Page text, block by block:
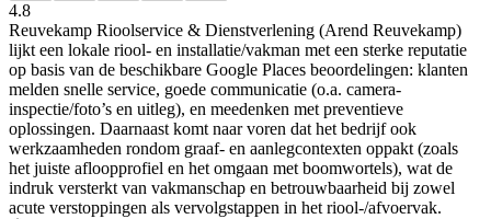
4.8
Reuvekamp Rioolservice & Dienstverlening (Arend Reuvekamp)
lijkt een lokale riool- en installatie/vakman met een sterke reputatie
op basis van de beschikbare Google Places beoordelingen: klanten
melden snelle service, goede communicatie (o.a. camera-
inspectie/foto’s en uitleg), en meedenken met preventieve
oplossingen. Daarnaast komt naar voren dat het bedrijf ook
werkzaamheden rondom graaf- en aanlegcontexten oppakt (zoals
het juiste afloopprofiel en het omgaan met boomwortels), wat de
indruk versterkt van vakmanschap en betrouwbaarheid bij zowel
acute verstoppingen als vervolgstappen in het riool-/afvoervak.